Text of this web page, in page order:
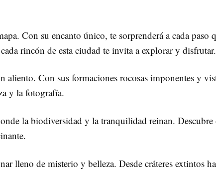
Con su encanto único, te sorprenderá a cada paso
rincón de esta ciudad te invita a explorar y disfrutar.
aliento. Con sus formaciones rocosas imponentes y
y la fotografía.
la biodiversidad y la tranquilidad reinan. Descubre
lleno de misterio y belleza. Desde cráteres extintos